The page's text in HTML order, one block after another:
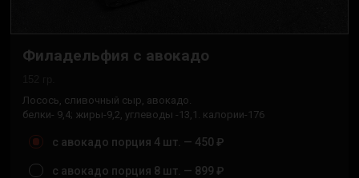
Филадельфия с авокадо
Лосось, сливочный сыр, авокадо.
белки- 9,4; жиры-9,2, углеводы -13,1. калории-176
с авокадо порция 4 шт. — 450 ₽
с авокадо порция 8 шт. — 899 ₽